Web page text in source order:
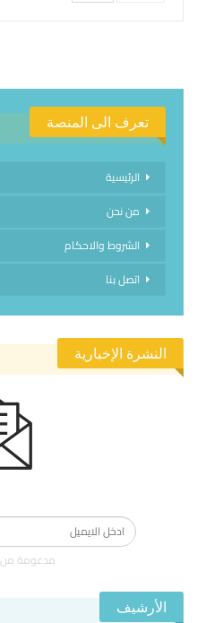
تعرف الى المنصة
الرئيسية
من نحن
الشروط والاحكام
اتصل بنا
النشرة الإخبارية
مدعومة من
الأرشيف